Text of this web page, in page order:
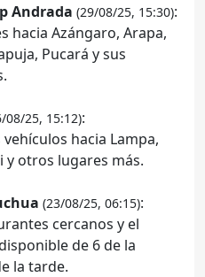
Andrada (29/08/25, 15:30):
hacia Azángaro, Arapa,
Pucará y sus
08/25, 15:12):
hacia Lampa,
y otros lugares más.
(23/08/25, 06:15):
cercanos y el
de 6 de la
la tarde.